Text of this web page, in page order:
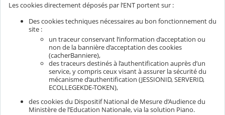
Les cookies directement déposés par l’ENT portent sur :
Des cookies techniques nécessaires au bon fonctionnement du
site :
un traceur conservant l’information d’acceptation ou
non de la bannière d’acceptation des cookies
(cacherBanniere),
des traceurs destinés à l’authentification auprès d’un
service, y compris ceux visant à assurer la sécurité du
mécanisme d’authentification (JESSIONID, SERVERID,
ECOLLEGEKDE-TOKEN),
des cookies du Dispositif National de Mesure d’Audience du
Ministère de l’Education Nationale, via la solution Piano.